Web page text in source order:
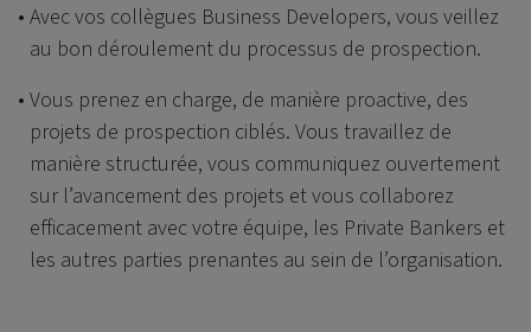
Avec vos collègues Business Developers, vous veillez
au bon déroulement du processus de prospection.
Vous prenez en charge, de manière proactive, des
projets de prospection ciblés. Vous travaillez de
manière structurée, vous communiquez ouvertement
sur l’avancement des projets et vous collaborez
efficacement avec votre équipe, les Private Bankers et
les autres parties prenantes au sein de l’organisation.